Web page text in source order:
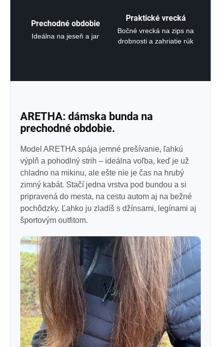
Prechodné obdobie
Ideálna na jeseň a jar
Praktické vrecká
Bočné vrecká na zips na
drobnosti a zahriatie rúk
ARETHA: dámska bunda na
prechodné obdobie.
Model ARETHA spája jemné prešívanie, ľahkú
výplň a pohodlný strih – ideálna voľba, keď je už
chladno na mikinu, ale ešte nie je čas na hrubý
zimný kabát. Stačí jedna vrstva pod bundou a si
pripravená do mesta, na cestu autom aj na bežné
pochôdzky. Ľahko ju zladíš s džínsami, legínami aj
športovým outfitom.